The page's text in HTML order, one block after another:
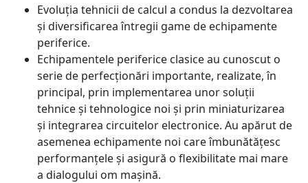
Evoluția tehnicii de calcul a condus la dezvoltarea
și diversificarea întregii game de echipamente
periferice.
Echipamentele periferice clasice au cunoscut o
serie de perfecționări importante, realizate, în
principal, prin implementarea unor soluții
tehnice și tehnologice noi și prin miniaturizarea
și integrarea circuitelor electronice. Au apărut de
asemenea echipamente noi care îmbunătățesc
performanțele și asigură o flexibilitate mai mare
a dialogului om mașină.